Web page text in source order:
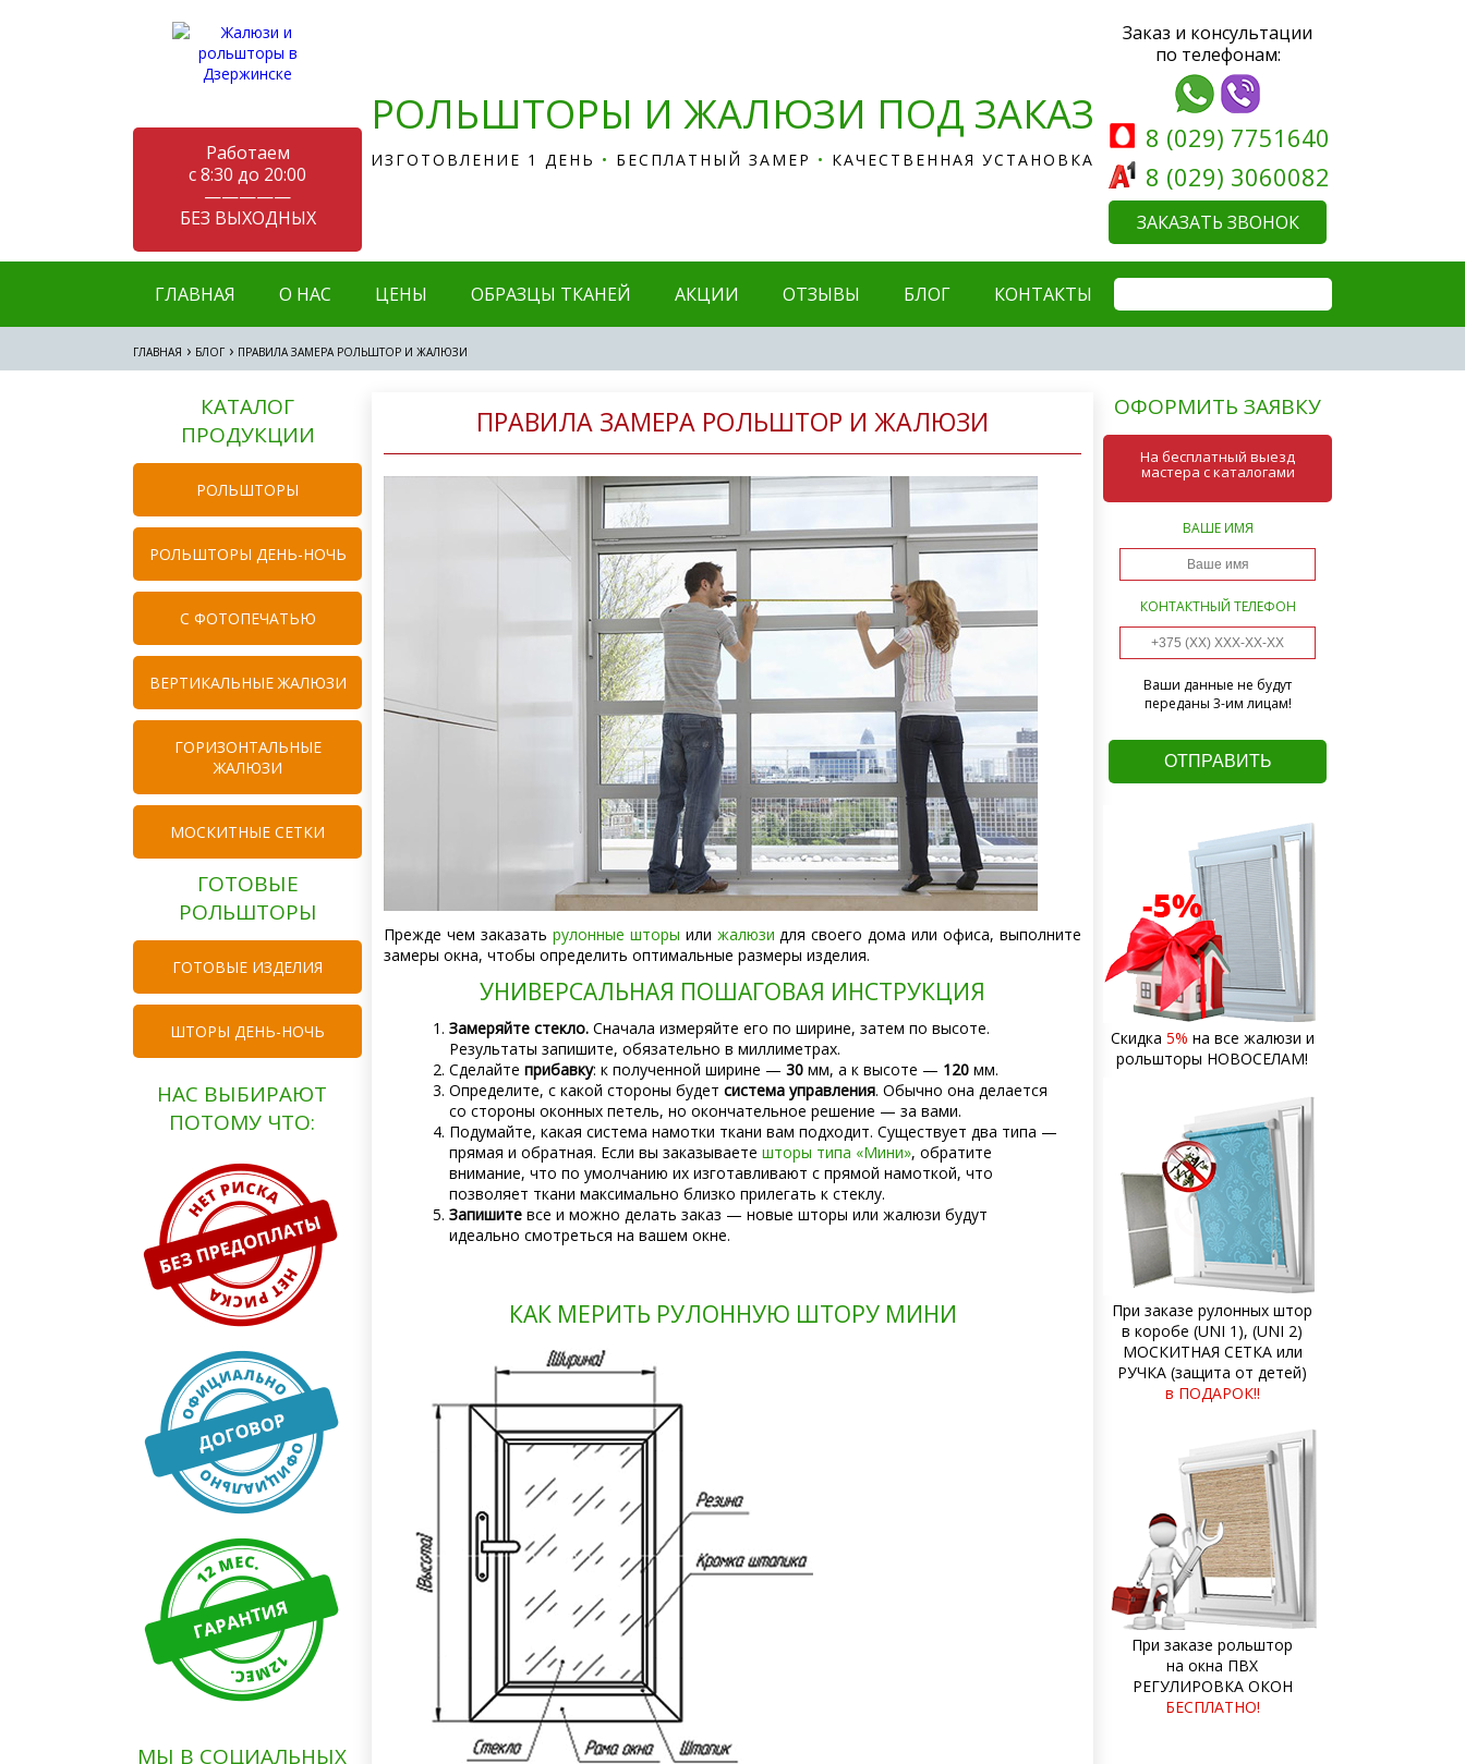
Работаем
с 8:30 до 20:00
—————
БЕЗ ВЫХОДНЫХ
Заказ и консультации
по телефонам:
8 (029) 7751640
8 (029) 3060082
ЗАКАЗАТЬ ЗВОНОК
РОЛЬШТОРЫ И ЖАЛЮЗИ ПОД ЗАКАЗ
ИЗГОТОВЛЕНИЕ 1 ДЕНЬ • БЕСПЛАТНЫЙ ЗАМЕР • КАЧЕСТВЕННАЯ УСТАНОВКА
ГЛАВНАЯ О НАС ЦЕНЫ ОБРАЗЦЫ ТКАНЕЙ АКЦИИ ОТЗЫВЫ БЛОГ КОНТАКТЫ
ГЛАВНАЯ › БЛОГ › ПРАВИЛА ЗАМЕРА РОЛЬШТОР И ЖАЛЮЗИ
КАТАЛОГ
ПРОДУКЦИИ
РОЛЬШТОРЫ
РОЛЬШТОРЫ ДЕНЬ-НОЧЬ
C ФОТОПЕЧАТЬЮ
ВЕРТИКАЛЬНЫЕ ЖАЛЮЗИ
ГОРИЗОНТАЛЬНЫЕ
ЖАЛЮЗИ
МОСКИТНЫЕ СЕТКИ
ГОТОВЫЕ
РОЛЬШТОРЫ
ГОТОВЫЕ ИЗДЕЛИЯ
ШТОРЫ ДЕНЬ-НОЧЬ
НАС ВЫБИРАЮТ
ПОТОМУ ЧТО:
МЫ В СОЦИАЛЬНЫХ
ОФОРМИТЬ ЗАЯВКУ
На бесплатный выезд
мастера с каталогами
ВАШЕ ИМЯ
КОНТАКТНЫЙ ТЕЛЕФОН
Ваши данные не будут
переданы 3-им лицам!
Скидка 5% на все жалюзи и
рольшторы НОВОСЕЛАМ!
При заказе рулонных штор
в коробе (UNI 1), (UNI 2)
МОСКИТНАЯ СЕТКА или
РУЧКА (защита от детей)
в ПОДАРОК!!
При заказе рольштор
на окна ПВХ
РЕГУЛИРОВКА ОКОН
БЕСПЛАТНО!
ПРАВИЛА ЗАМЕРА РОЛЬШТОР И ЖАЛЮЗИ
Прежде чем заказать рулонные шторы или жалюзидля своего дома или офиса, выполните
замеры окна, чтобы определить оптимальные размеры изделия.
УНИВЕРСАЛЬНАЯ ПОШАГОВАЯ ИНСТРУКЦИЯ
Замеряйте стекло. Сначала измеряйте его по ширине, затем по высоте.
Результаты запишите, обязательно в миллиметрах.
Сделайте прибавку: к полученной ширине — 30 мм, а к высоте — 120 мм.
Определите, с какой стороны будет система управления. Обычно она делается
со стороны оконных петель, но окончательное решение — за вами.
Подумайте, какая система намотки ткани вам подходит. Существует два типа —
прямая и обратная. Если вы заказываете шторы типа «Мини», обратите
внимание, что по умолчанию их изготавливают с прямой намоткой, что
позволяет ткани максимально близко прилегать к стеклу.
Запишите все и можно делать заказ — новые шторы или жалюзи будут
идеально смотреться на вашем окне.
КАК МЕРИТЬ РУЛОННУЮ ШТОРУ МИНИ